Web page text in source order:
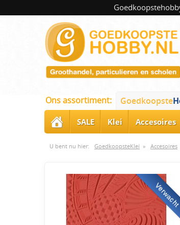
Ons assortiment: Goedkoopste
SALE Klei Accesoires
U bent nu hier: GoedkoopsteKlei » Accesoires